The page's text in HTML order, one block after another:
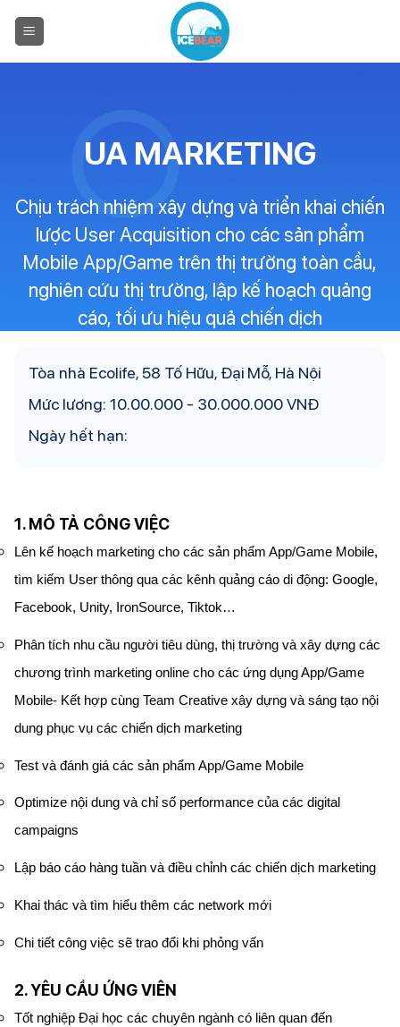
UA MARKETING
Chịu trách nhiệm xây dựng và triển khai chiến
lược User Acquisition cho các sản phẩm
Mobile App/Game trên thị trường toàn cầu,
nghiên cứu thị trường, lập kế hoạch quảng
cáo, tối ưu hiệu quả chiến dịch
Tòa nhà Ecolife, 58 Tố Hữu, Đại Mỗ, Hà Nội
Mức lương: 10.00.000 - 30.000.000 VNĐ
Ngày hết hạn:
1. MÔ TẢ CÔNG VIỆC
Lên kế hoạch marketing cho các sản phẩm App/Game Mobile,
tìm kiếm User thông qua các kênh quảng cáo di động: Google,
Facebook, Unity, IronSource, Tiktok…
Phân tích nhu cầu người tiêu dùng, thị trường và xây dựng các
chương trình marketing online cho các ứng dụng App/Game
Mobile- Kết hợp cùng Team Creative xây dựng và sáng tạo nội
dung phục vụ các chiến dịch marketing
Test và đánh giá các sản phẩm App/Game Mobile
Optimize nội dung và chỉ số performance của các digital
campaigns
Lập báo cáo hàng tuần và điều chỉnh các chiến dịch marketing
Khai thác và tìm hiểu thêm các network mới
Chi tiết công việc sẽ trao đổi khi phỏng vấn
2. YÊU CẦU ỨNG VIÊN
Tốt nghiệp Đại học các chuyên ngành có liên quan đến